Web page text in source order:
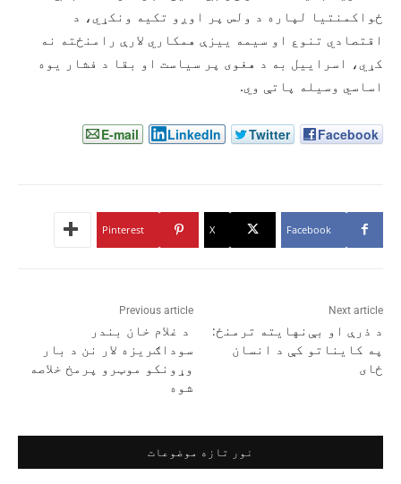
ځواکمنتيا لپاره د ولس پر اوږو تکیه ونکړي، د
اقتصادي تنوع او سیمه ییزې همکاري لارې رامنځته نه
کړي، اسراییل به د هغوی پر سیاست او بقا د فشار یوه
اساسي وسیله پاتې وي.
Facebook
Twitter
LinkedIn
E-mail
Facebook
X
Pinterest
Previous article
د غلام خان بندر
سوداګریزه لار نن د بار
وړونکو موټرو پرمخ خلاصه
شوه
Next article
د ذرې او بې‌نهایته ترمنځ:
په کایناتو کې د انسان
ځای
نور تازه موضوعات